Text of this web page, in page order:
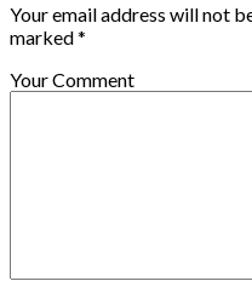
Your email address will not
marked *
Your Comment